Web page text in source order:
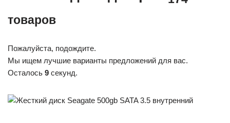
товаров
Пожалуйста, подождите.
Мы ищем лучшие варианты предложений для вас.
Осталось 9 секунд.